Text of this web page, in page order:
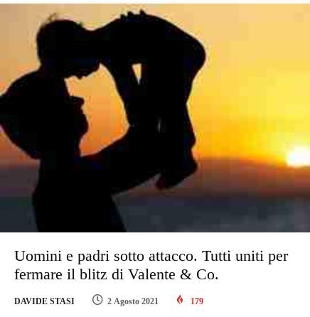
Uomini e padri sotto attacco. Tutti uniti per
fermare il blitz di Valente & Co.
DAVIDE STASI 2 Agosto 2021 179